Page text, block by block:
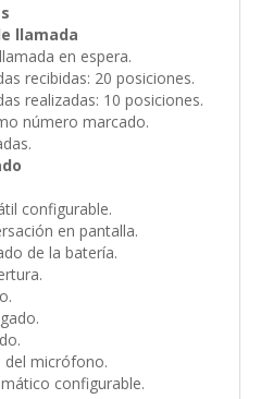
llamada
en espera.
recibidas: 20 posiciones.
realizadas: 10 posiciones.
número marcado.
configurable.
en pantalla.
de la batería.
del micrófono.
configurable.